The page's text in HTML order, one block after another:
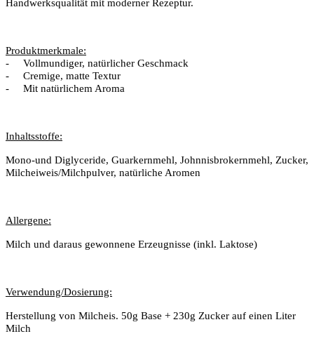
Handwerksqualität mit moderner Rezeptur.
Produktmerkmale:
-
Vollmundiger, natürlicher Geschmack
-
Cremige, matte Textur
-
Mit natürlichem Aroma
Inhaltsstoffe:
Mono-und Diglyceride, Guarkernmehl, Johnnisbrokernmehl, Zucker,
Milcheiweis/Milchpulver, natürliche Aromen
Allergene:
Milch und daraus gewonnene Erzeugnisse (inkl. Laktose)
Verwendung/Dosierung:
Herstellung von Milcheis. 50g Base + 230g Zucker auf einen Liter
Milch